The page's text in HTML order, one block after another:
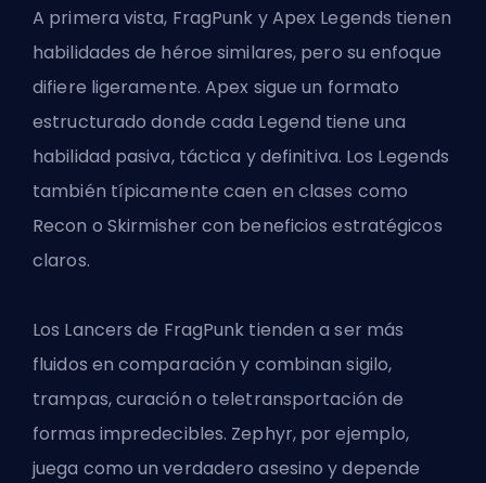
A primera vista, FragPunk y Apex Legends tienen
habilidades de héroe similares, pero su enfoque
difiere ligeramente. Apex sigue un formato
estructurado donde cada Legend tiene una
habilidad pasiva, táctica y definitiva. Los Legends
también típicamente caen en clases como
Recon o Skirmisher con beneficios estratégicos
claros.
Los Lancers de FragPunk tienden a ser más
fluidos en comparación y combinan sigilo,
trampas, curación o teletransportación de
formas impredecibles. Zephyr, por ejemplo,
juega como un verdadero asesino y depende